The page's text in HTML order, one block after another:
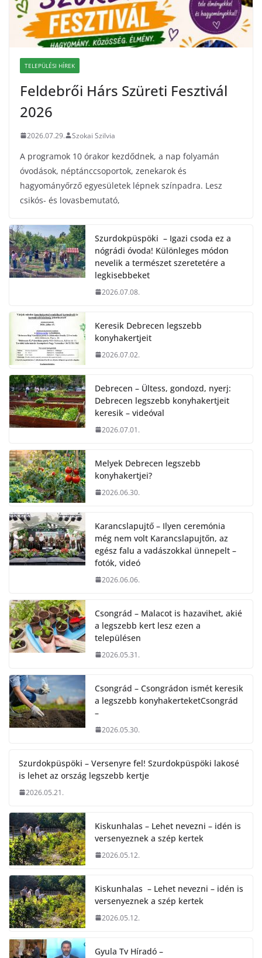
TELEPÜLÉSI HÍREK
Feldebrői Hárs Szüreti Fesztivál
2026
2026.07.29. Szokai Szilvia
A programok 10 órakor kezdődnek, a nap folyamán
óvodások, néptánccsoportok, zenekarok és
hagyományőrző egyesületek lépnek színpadra. Lesz
csikós- és lovasbemutató,
Szurdokpüspöki – Igazi csoda ez a
nógrádi óvoda! Különleges módon
nevelik a természet szeretetére a
legkisebbeket
2026.07.08.
Keresik Debrecen legszebb
konyhakertjeit
2026.07.02.
Debrecen – Ültess, gondozd, nyerj:
Debrecen legszebb konyhakertjeit
keresik – videóval
2026.07.01.
Melyek Debrecen legszebb
konyhakertjei?
2026.06.30.
Karancslapujtő – Ilyen ceremónia
még nem volt Karancslapujtőn, az
egész falu a vadászokkal ünnepelt –
fotók, videó
2026.06.06.
Csongrád – Malacot is hazavihet, akié
a legszebb kert lesz ezen a
településen
2026.05.31.
Csongrád – Csongrádon ismét keresik
a legszebb konyhakerteketCsongrád
–
2026.05.30.
Szurdokpüspöki – Versenyre fel! Szurdokpüspöki lakosé
is lehet az ország legszebb kertje
2026.05.21.
Kiskunhalas – Lehet nevezni – idén is
versenyeznek a szép kertek
2026.05.12.
Kiskunhalas – Lehet nevezni – idén is
versenyeznek a szép kertek
2026.05.12.
Gyula Tv Híradó –